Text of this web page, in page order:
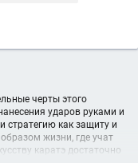
черты этого
ударов руками и
стратегию как защиту и
жизни, где учат
каратэ достаточно